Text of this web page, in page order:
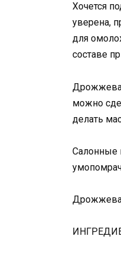
Хочется
уверена,
для
составе
можно
делать
Салонные